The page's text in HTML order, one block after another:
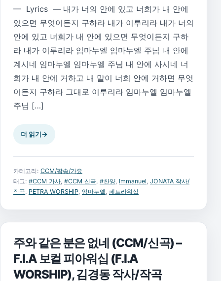
— Lyrics — 내가 너의 안에 있고 너희가 내 안에
있으면 무엇이든지 구하라 내가 이루리라 내가 너의
안에 있고 너희가 내 안에 있으면 무엇이든지 구하
라 내가 이루리라 임마누엘 임마누엘 주님 내 안에
계시네 임마누엘 임마누엘 주님 내 안에 사시네 너
희가 내 안에 거하고 내 말이 너희 안에 거하면 무엇
이든지 구하라 그대로 이루리라 임마누엘 임마누엘
주님 […]
더 읽기→
카테고리: CCM/팝송/가요
태그: #CCM 가사, #CCM 신곡, #찬양, Immanuel, JONATA 작사/
작곡, PETRA WORSHIP, 임마누엘, 페트라워십
주와 같은 분은 없네 (CCM/신곡) –
F.I.A 보컬 피아워십 (F.I.A
WORSHIP), 김경동 작사/작곡